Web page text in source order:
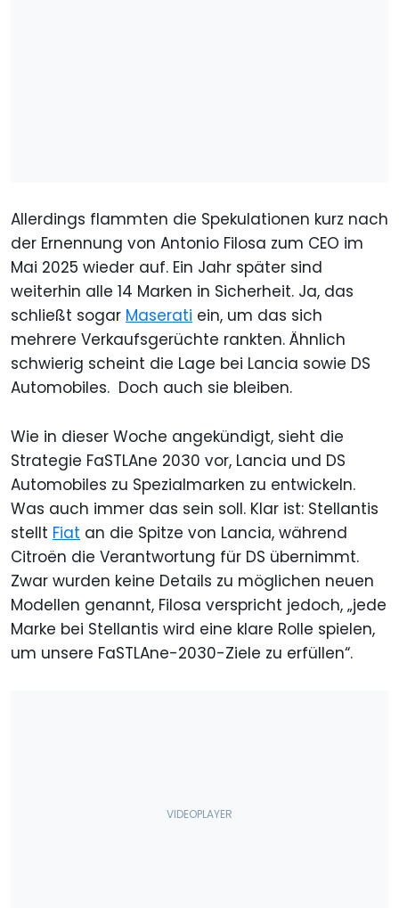
Allerdings flammten die Spekulationen kurz nach
der Ernennung von Antonio Filosa zum CEO im
Mai 2025 wieder auf. Ein Jahr später sind
weiterhin alle 14 Marken in Sicherheit. Ja, das
schließt sogar Maserati ein, um das sich
mehrere Verkaufsgerüchte rankten. Ähnlich
schwierig scheint die Lage bei Lancia sowie DS
Automobiles. Doch auch sie bleiben.
Wie in dieser Woche angekündigt, sieht die
Strategie FaSTLAne 2030 vor, Lancia und DS
Automobiles zu Spezialmarken zu entwickeln.
Was auch immer das sein soll. Klar ist: Stellantis
stellt Fiat an die Spitze von Lancia, während
Citroën die Verantwortung für DS übernimmt.
Zwar wurden keine Details zu möglichen neuen
Modellen genannt, Filosa verspricht jedoch, „jede
Marke bei Stellantis wird eine klare Rolle spielen,
um unsere FaSTLAne-2030-Ziele zu erfüllen“.